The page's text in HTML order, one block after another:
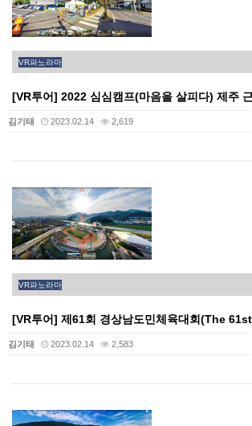
VR파노라마
[VR투어] 2022 심심캠프(마음을 살피다) 제주
김기태 2023.02.14 2,619
VR파노라마
[VR투어] 제61회 경상남도민체육대회(The
김기태 2023.02.14 2,583